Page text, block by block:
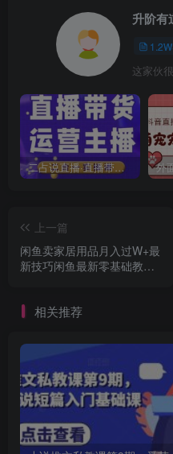
升阶有
这家伙
二占说直播·直播带货主播运营课程，主播运营二合一实操课
上一篇
闲鱼卖家居用品月入过W+最
新技巧闲鱼最新零基础教
相关推荐